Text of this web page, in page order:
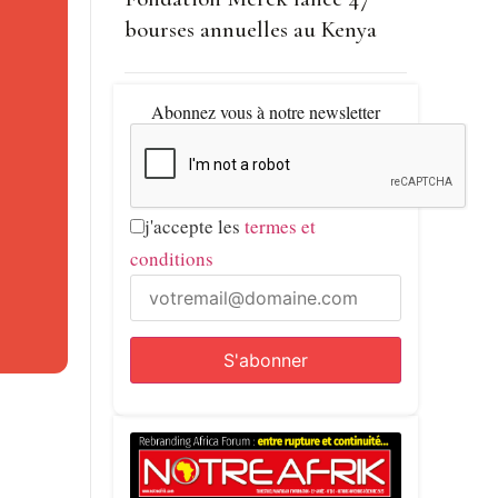
les
bourses annuelles au Kenya
Abonnez vous à notre newsletter
j'accepte les termes et
conditions